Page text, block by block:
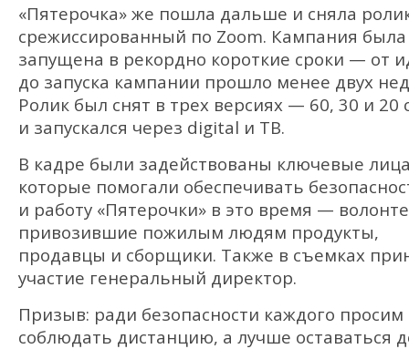
«Пятерочка» же пошла дальше и сняла
срежиссированный по Zoom. Кампания была
запущена в рекордно короткие сроки — от
до запуска кампании прошло менее двух
Ролик был снят в трех версиях — 60, 30 и 20
и запускался через digital и ТВ.
В кадре были задействованы ключевые
которые помогали обеспечивать
и работу «Пятерочки» в это время —
привозившие пожилым людям продукты,
продавцы и сборщики. Также в съемках
участие генеральный директор.
Призыв: ради безопасности каждого просим
соблюдать дистанцию, а лучше оставаться